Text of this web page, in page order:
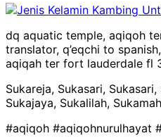
dq aquatic temple, aqiqoh
translator, q’eqchi to
aqiqah ter fort lauderdale fl
Sukareja, Sukasari,
Sukajaya, Sukalilah,
#aqiqoh #aqiqohnurulhayat